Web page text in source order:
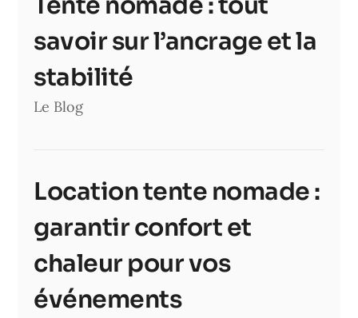
savoir sur l’ancrage et la
stabilité
Le Blog
Location tente nomade :
garantir confort et
chaleur pour vos
événements